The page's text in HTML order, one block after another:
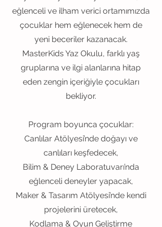
eğlenceli ve ilham verici ortamımızda
çocuklar hem eğlenecek hem de
yeni beceriler kazanacak.
MasterKids Yaz Okulu, farklı yaş
gruplarına ve ilgi alanlarına hitap
eden zengin içeriğiyle çocukları
bekliyor.
Program boyunca çocuklar:
Canlılar Atölyesi’nde doğayı ve
canlıları keşfedecek,
Bilim & Deney Laboratuvarı’nda
eğlenceli deneyler yapacak,
Maker & Tasarım Atölyesi’nde kendi
projelerini üretecek,
Kodlama & Oyun Geliştirme